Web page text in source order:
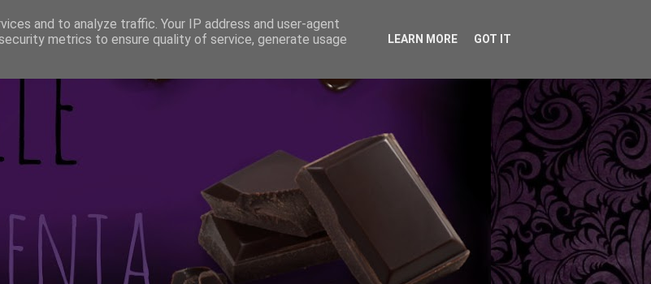
and to analyze traffic. Your IP address and user-agent
metrics to ensure quality of service, generate usage
LEARN MORE GOT IT